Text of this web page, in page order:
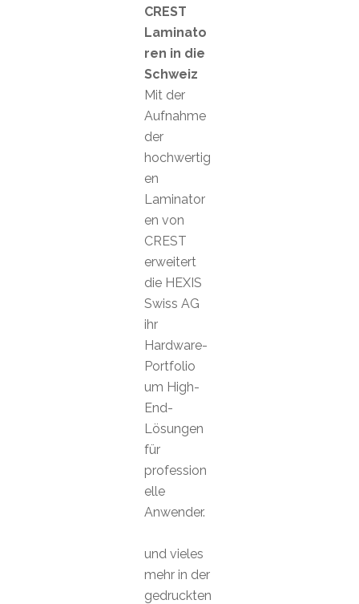
CREST
Laminato
ren in die
Schweiz
Mit der
Aufnahme
der
hochwertig
en
Laminator
en von
CREST
erweitert
die HEXIS
Swiss AG
ihr
Hardware-
Portfolio
um High-
End-
Lösungen
für
profession
elle
Anwender.
und vieles
mehr in der
gedruckten